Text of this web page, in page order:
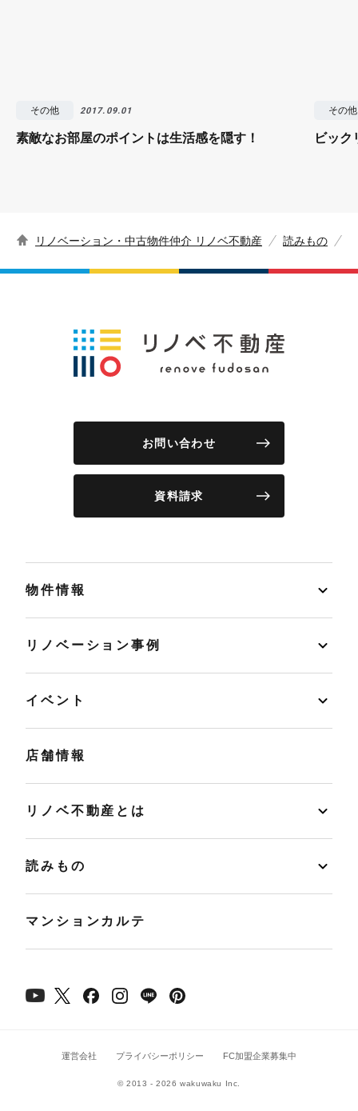
その他 2017.09.01
素敵なお部屋のポイントは生活感を隠す！
その他
ビック
リノベーション・中古物件仲介 リノベ不動産 読みもの
お問い合わせ
資料請求
物件情報
リノベーション事例
イベント
店舗情報
リノベ不動産とは
読みもの
マンションカルテ
© 2013 - 2026 wakuwaku Inc.
運営会社 プライバシーポリシー FC加盟企業募集中